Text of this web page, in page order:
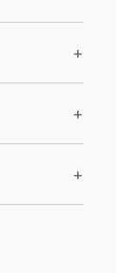
+
+
+